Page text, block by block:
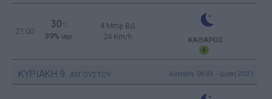
21:00
30
39% υγρ.
4 Μπφ ΒΔ
24 Km/h
ΚΑΘΑΡΟΣ
ΚΥΡΙΑΚΗ 9 ΑΥΓΟΥΣΤΟΥ Ανατολή: 06:33 - Δύση 20:21